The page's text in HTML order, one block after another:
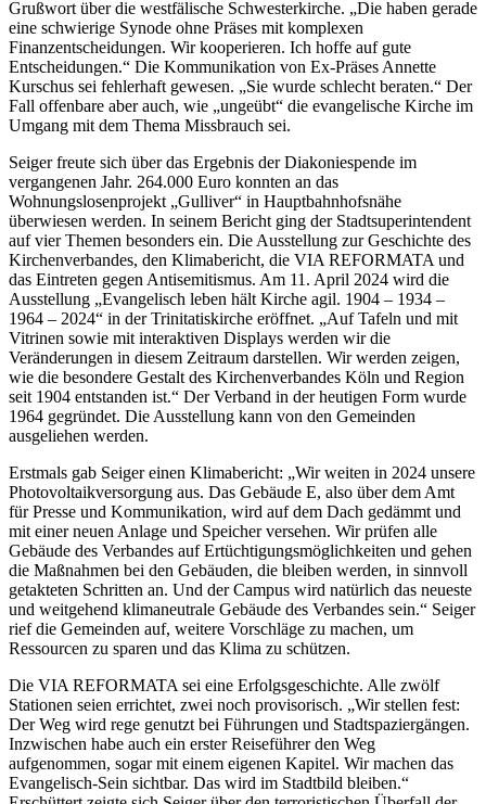
Grußwort über die westfälische Schwesterkirche. „Die haben gerade
eine schwierige Synode ohne Präses mit komplexen
Finanzentscheidungen. Wir kooperieren. Ich hoffe auf gute
Entscheidungen.“ Die Kommunikation von Ex-Präses Annette
Kurschus sei fehlerhaft gewesen. „Sie wurde schlecht beraten.“ Der
Fall offenbare aber auch, wie „ungeübt“ die evangelische Kirche im
Umgang mit dem Thema Missbrauch sei.
Seiger freute sich über das Ergebnis der Diakoniespende im
vergangenen Jahr. 264.000 Euro konnten an das
Wohnungslosenprojekt „Gulliver“ in Hauptbahnhofsnähe
überwiesen werden. In seinem Bericht ging der Stadtsuperintendent
auf vier Themen besonders ein. Die Ausstellung zur Geschichte des
Kirchenverbandes, den Klimabericht, die VIA REFORMATA und
das Eintreten gegen Antisemitismus. Am 11. April 2024 wird die
Ausstellung „Evangelisch leben hält Kirche agil. 1904 – 1934 –
1964 – 2024“ in der Trinitatiskirche eröffnet. „Auf Tafeln und mit
Vitrinen sowie mit interaktiven Displays werden wir die
Veränderungen in diesem Zeitraum darstellen. Wir werden zeigen,
wie die besondere Gestalt des Kirchenverbandes Köln und Region
seit 1904 entstanden ist.“ Der Verband in der heutigen Form wurde
1964 gegründet. Die Ausstellung kann von den Gemeinden
ausgeliehen werden.
Erstmals gab Seiger einen Klimabericht: „Wir weiten in 2024 unsere
Photovoltaikversorgung aus. Das Gebäude E, also über dem Amt
für Presse und Kommunikation, wird auf dem Dach gedämmt und
mit einer neuen Anlage und Speicher versehen. Wir prüfen alle
Gebäude des Verbandes auf Ertüchtigungsmöglichkeiten und gehen
die Maßnahmen bei den Gebäuden, die bleiben werden, in sinnvoll
getakteten Schritten an. Und der Campus wird natürlich das neueste
und weitgehend klimaneutrale Gebäude des Verbandes sein.“ Seiger
rief die Gemeinden auf, weitere Vorschläge zu machen, um
Ressourcen zu sparen und das Klima zu schützen.
Die VIA REFORMATA sei eine Erfolgsgeschichte. Alle zwölf
Stationen seien errichtet, zwei noch provisorisch. „Wir stellen fest:
Der Weg wird rege genutzt bei Führungen und Stadtspaziergängen.
Inzwischen habe auch ein erster Reiseführer den Weg
aufgenommen, sogar mit einem eigenen Kapitel. Wir machen das
Evangelisch-Sein sichtbar. Das wird im Stadtbild bleiben.“